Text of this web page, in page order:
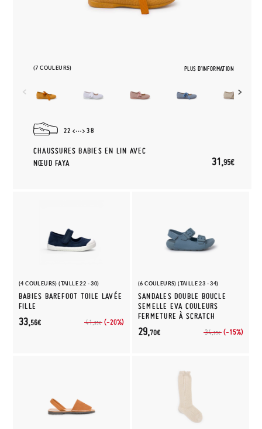
(7 COULEURS) PLUS D'INFORMATION
22 38
CHAUSSURES BABIES EN LIN AVEC
NŒUD FAYA
31,95€
(4 COULEURS) (TAILLE 22 - 30)
BABIES BAREFOOT TOILE LAVÉE
FILLE
41,95€ (-20%)
33,56€
(6 COULEURS) (TAILLE 23 - 34)
SANDALES DOUBLE BOUCLE
SEMELLE EVA COULEURS
FERMETURE À SCRATCH
34,95€ (-15%)
29,70€